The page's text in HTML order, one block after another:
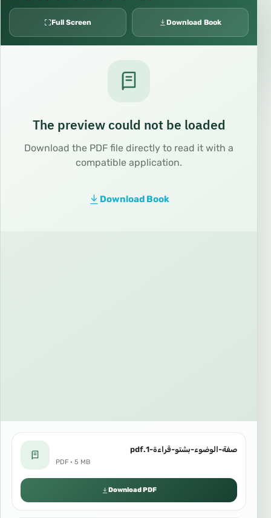
Full Screen Download Book
The preview could not be loaded
Download the PDF file directly to read it with a
compatible application.
Download Book
صفة-الوضوء-بشتو-قراءة-1.pdf
PDF · 5 MB
Download PDF